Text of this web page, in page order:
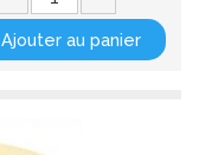
Ajouter au panier